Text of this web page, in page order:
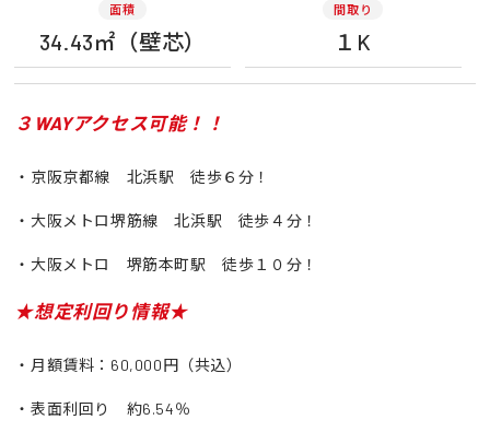
面積
34.43㎡（壁芯）
間取り
１K
３WAYアクセス可能！！
・京阪京都線 北浜駅 徒歩６分！
・大阪メトロ堺筋線 北浜駅 徒歩４分！
・大阪メトロ 堺筋本町駅 徒歩１０分！
★想定利回り情報★
・月額賃料：60,000円（共込）
・表面利回り 約6.54％